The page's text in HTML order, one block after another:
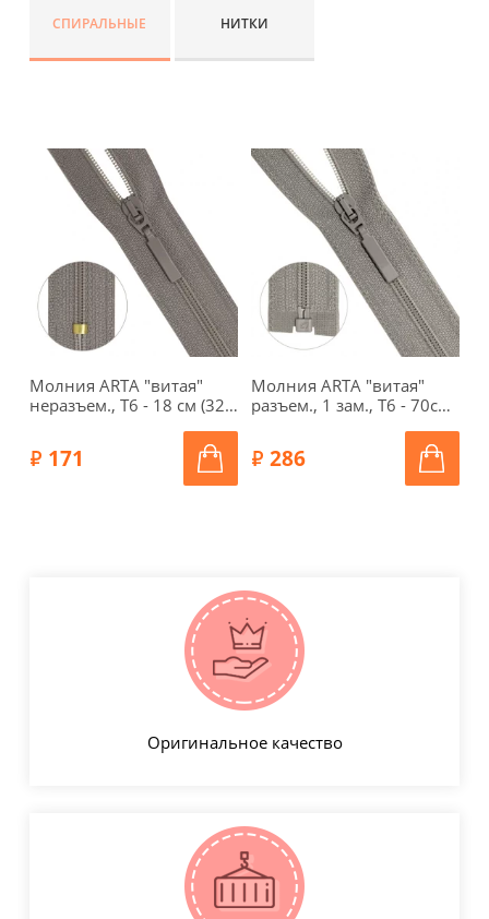
СПИРАЛЬНЫЕ НИТКИ
Молния ARTA "витая"
неразъем., Т6 - 18 см (327
171
Молния ARTA "витая"
разъем., 1 зам., Т6 - 70см
286
Оригинальное качество